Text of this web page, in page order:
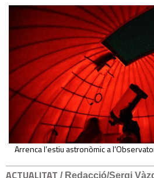
Arrenca l’estiu astronòmic a
ACTUALITAT / Redacció/Sergi